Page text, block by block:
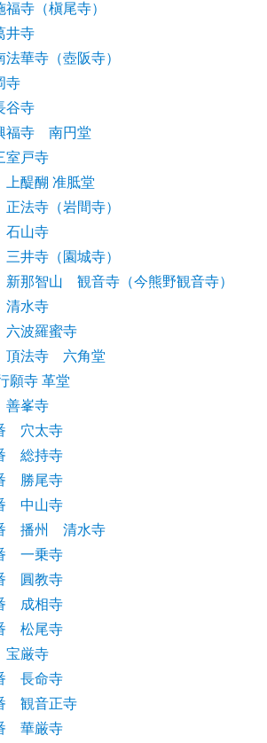
寺（槇尾寺）
井寺
華寺（壺阪寺）
寺
谷寺
福寺 南円堂
戸寺
醍醐 准胝堂
法寺（岩間寺）
山寺
井寺（園城寺）
那智山 観音寺（今熊野観音寺）
水寺
波羅蜜寺
頂法寺 六角堂
願寺 革堂
峯寺
穴太寺
総持寺
勝尾寺
中山寺
播州 清水寺
一乗寺
圓教寺
成相寺
松尾寺
厳寺
長命寺
観音正寺
華厳寺